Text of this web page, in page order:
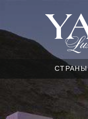
СТРАНЫ